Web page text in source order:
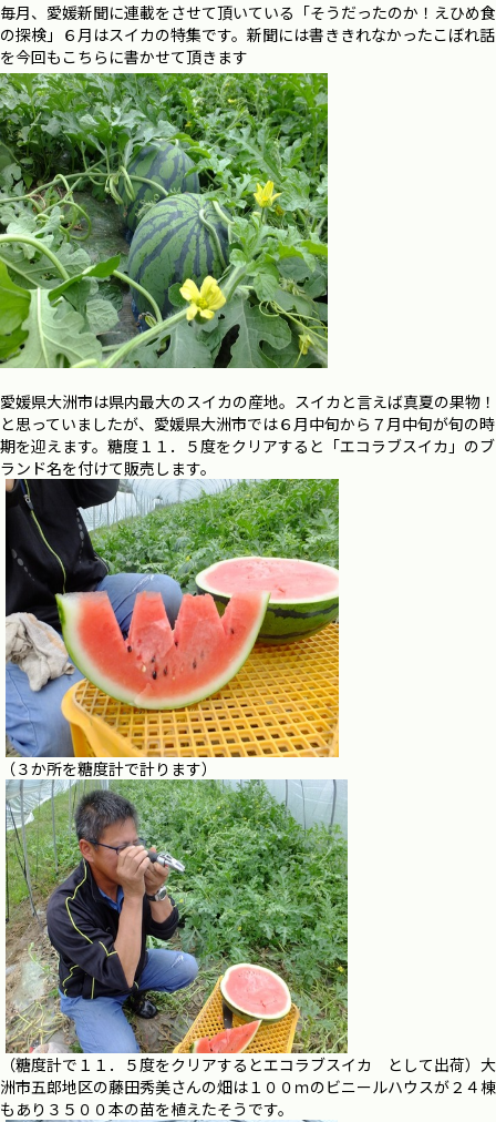
毎月、愛媛新聞に連載をさせて頂いている「そうだったのか！えひめ食
の探検」６月はスイカの特集です。新聞には書ききれなかったこぼれ話
を今回もこちらに書かせて頂きます
愛媛県大洲市は県内最大のスイカの産地。スイカと言えば真夏の果物！
と思っていましたが、愛媛県大洲市では６月中旬から７月中旬が旬の時
期を迎えます。糖度１１．５度をクリアすると「エコラブスイカ」のブ
ランド名を付けて販売します。
（３か所を糖度計で計ります）
（糖度計で１１．５度をクリアするとエコラブスイカ として出荷）大
洲市五郎地区の藤田秀美さんの畑は１００ｍのビニールハウスが２４棟
もあり３５００本の苗を植えたそうです。